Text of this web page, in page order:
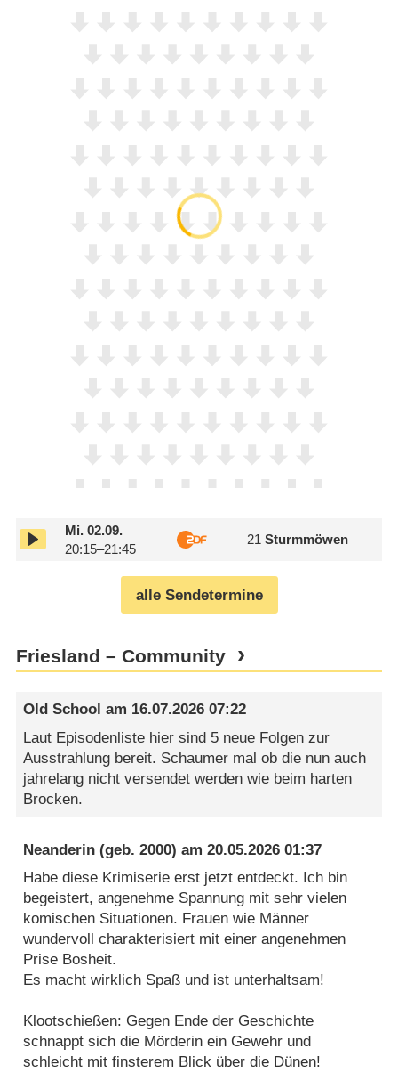
Mi.02.09.
20:15–21:45
21 Sturmmöwen
alle Sendetermine
Friesland – Community
Old School am 16.07.2026 07:22
Laut Episodenliste hier sind 5 neue Folgen zur
Ausstrahlung bereit. Schaumer mal ob die nun auch
jahrelang nicht versendet werden wie beim harten
Brocken.
Neanderin (geb. 2000) am20.05.2026 01:37
Habe diese Krimiserie erst jetzt entdeckt. Ich bin
begeistert, angenehme Spannung mit sehr vielen
komischen Situationen. Frauen wie Männer
wundervoll charakterisiert mit einer angenehmen
Prise Bosheit.
Es macht wirklich Spaß und ist unterhaltsam!
Klootschießen: Gegen Ende der Geschichte
schnappt sich die Mörderin ein Gewehr und
schleicht mit finsterem Blick über die Dünen!